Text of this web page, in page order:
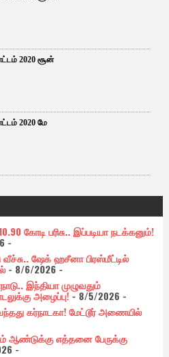
2020 சூன்
2020 மே
கோடி பரிசு.. இப்படியா நடக்கனும்!
-
ஷேக் ஹசீனா பிரஸ்மீட்டில்
- 8/6/2026-
இந்தியா முழுவதும்
அழைப்பு!- 8/5/2026 -
வந்தது கர்நாடகா! மேட்டூர் அணையில்
ஆண்டுக்கு எத்தனை பேருக்கு
-